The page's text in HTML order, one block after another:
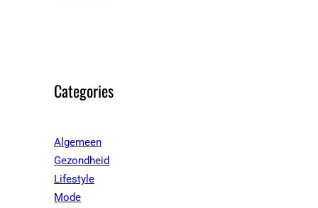
Categories
Algemeen
Gezondheid
Lifestyle
Mode